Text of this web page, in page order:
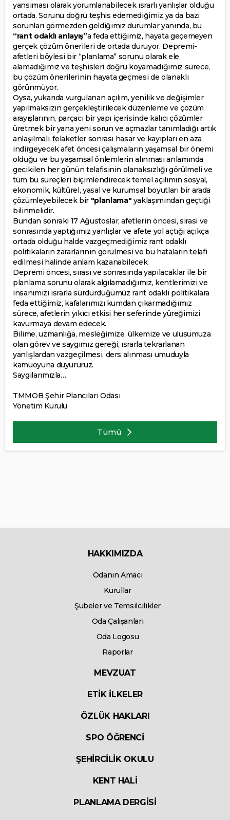
yansıması olarak yorumlanabilecek ısrarlı yanlışlar olduğu
ortada. Sorunu doğru teşhis edemediğimiz ya da bazı
sorunları görmezden geldiğimiz durumlar yanında, bu
“rant odaklı anlayış”a feda ettiğimiz, hayata geçemeyen
gerçek çözüm önerileri de ortada duruyor. Depremi-
afetleri böylesi bir “planlama” sorunu olarak ele
alamadığımız ve teşhisleri doğru koyamadığımız sürece,
bu çözüm önerilerinin hayata geçmesi de olanaklı
görünmüyor.
Oysa, yukarıda vurgulanan açılım, yenilik ve değişimler
yapılmaksızın gerçekleştirilecek düzenleme ve çözüm
arayışlarının, parçacı bir yapı içerisinde kalıcı çözümler
üretmek bir yana yeni sorun ve açmazlar tanımladığı artık
anlaşılmalı, felaketler sonrası hasar ve kayıpları en aza
indirgeyecek afet öncesi çalışmaların yaşamsal bir önemi
olduğu ve bu yaşamsal önlemlerin alınması anlamında
gecikilen her günün telafisinin olanaksızlığı görülmeli ve
tüm bu süreçleri biçimlendirecek temel açılımın sosyal,
ekonomik, kültürel, yasal ve kurumsal boyutları bir arada
çözümleyebilecek bir "planlama" yaklaşımından geçtiği
bilinmelidir.
Bundan sonraki 17 Ağustoslar, afetlerin öncesi, sırası ve
sonrasında yaptığımız yanlışlar ve afete yol açtığı açıkça
ortada olduğu halde vazgeçmediğimiz rant odaklı
politikaların zararlarının görülmesi ve bu hataların telafi
edilmesi halinde anlam kazanabilecek.
Depremi öncesi, sırası ve sonrasında yapılacaklar ile bir
planlama sorunu olarak algılamadığımız, kentlerimizi ve
insanımızı ısrarla sürdürdüğümüz rant odaklı politikalara
feda ettiğimiz, kafalarımızı kumdan çıkarmadığımız
sürece, afetlerin yıkıcı etkisi her seferinde yüreğimizi
kavurmaya devam edecek.
Bilime, uzmanlığa, mesleğimize, ülkemize ve ulusumuza
olan görev ve saygımız gereği, ısrarla tekrarlanan
yanlışlardan vazgeçilmesi, ders alınması umuduyla
kamuoyuna duyururuz.
Saygılarımızla…
TMMOB Şehir Plancıları Odası
Yönetim Kurulu
Tümü
HAKKIMIZDA
Odanın Amacı
Kurullar
Şubeler ve Temsilcilikler
Oda Çalışanları
Oda Logosu
Raporlar
MEVZUAT
ETİK İLKELER
ÖZLÜK HAKLARI
SPO ÖĞRENCİ
ŞEHİRCİLİK OKULU
KENT HALİ
PLANLAMA DERGİSİ